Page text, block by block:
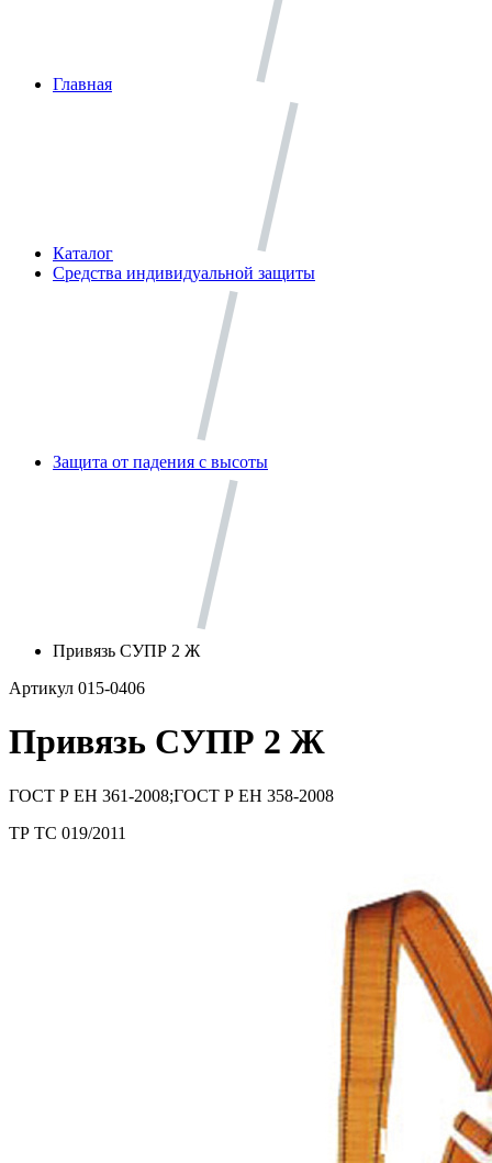
Главная
Каталог
Средства индивидуальной защиты
Защита от падения с высоты
Привязь СУПР 2 Ж
Артикул 015-0406
Привязь СУПР 2 Ж
ГОСТ Р ЕН 361-2008;ГОСТ Р ЕН 358-2008
ТР ТС 019/2011